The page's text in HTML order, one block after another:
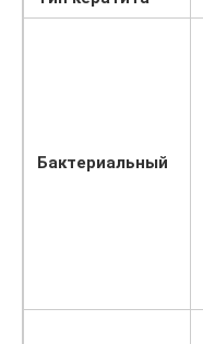
Бактериальный